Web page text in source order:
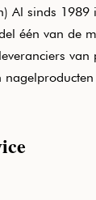
Al sinds 1989
één van de
van